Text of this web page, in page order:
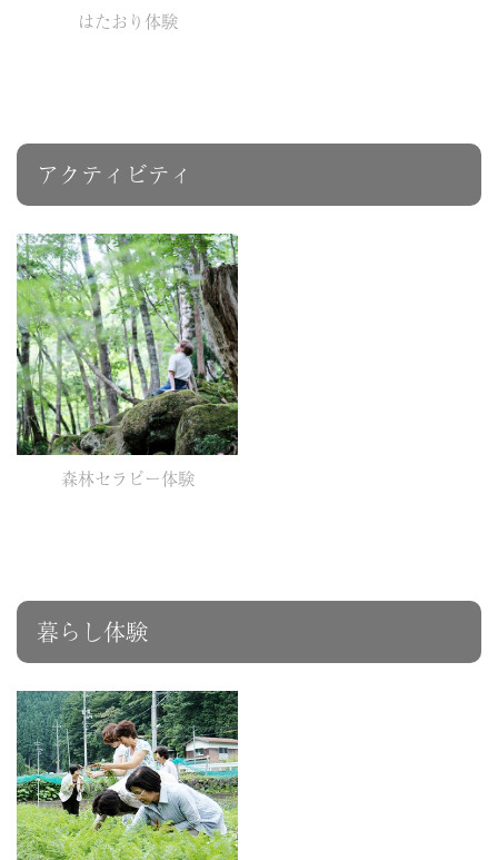
はたおり体験
アクティビティ
森林セラピー体験
暮らし体験